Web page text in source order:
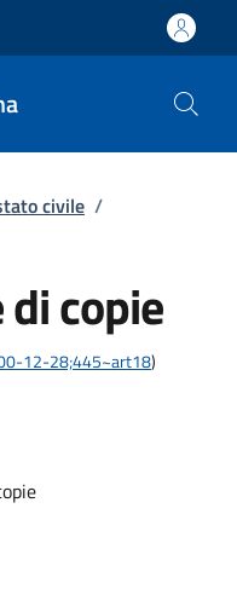
civile /
copie
12-28;445~art18)